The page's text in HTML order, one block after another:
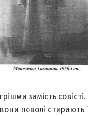
грішми замість
вони поволі стирають